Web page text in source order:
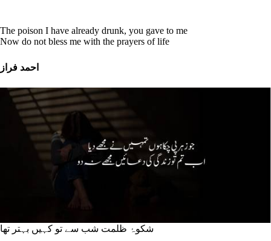
The poison I have already drunk, you gave to me
Now do not bless me with the prayers of life
احمد فراز
شکوۂ ظلمت شب سے تو کہیں بہتر تھا